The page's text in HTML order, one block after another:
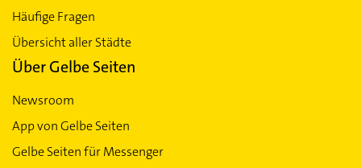
Häufige Fragen
Übersicht aller Städte
Über Gelbe Seiten
Newsroom
App von Gelbe Seiten
Gelbe Seiten für Messenger